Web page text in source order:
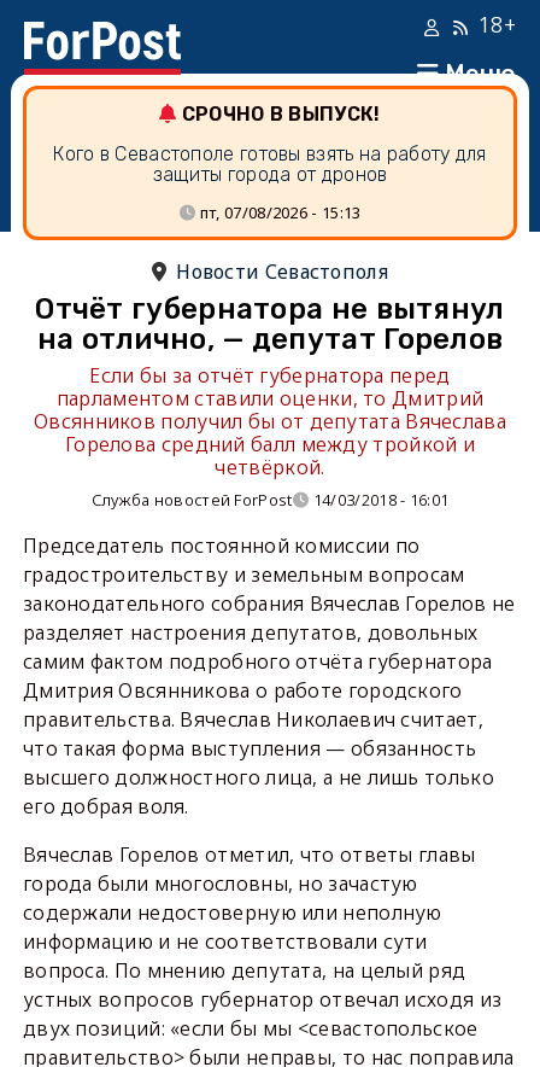
Меню
18+
СРОЧНО В ВЫПУСК!
Кого в Севастополе готовы взять на работу для
защиты города от дронов
пт, 07/08/2026 - 15:13
Новости Севастополя
Отчёт губернатора не вытянул
на отлично, — депутат Горелов
Если бы за отчёт губернатора перед
парламентом ставили оценки, то Дмитрий
Овсянников получил бы от депутата Вячеслава
Горелова средний балл между тройкой и
четвёркой.
Служба новостей ForPost 14/03/2018 - 16:01
Председатель постоянной комиссии по
градостроительству и земельным вопросам
законодательного собрания Вячеслав Горелов не
разделяет настроения депутатов, довольных
самим фактом подробного отчёта губернатора
Дмитрия Овсянникова о работе городского
правительства. Вячеслав Николаевич считает,
что такая форма выступления — обязанность
высшего должностного лица, а не лишь только
его добрая воля.
Вячеслав Горелов отметил, что ответы главы
города были многословны, но зачастую
содержали недостоверную или неполную
информацию и не соответствовали сути
вопроса. По мнению депутата, на целый ряд
устных вопросов губернатор отвечал исходя из
двух позиций: «если бы мы <севастопольское
правительство> были неправы, то нас поправила